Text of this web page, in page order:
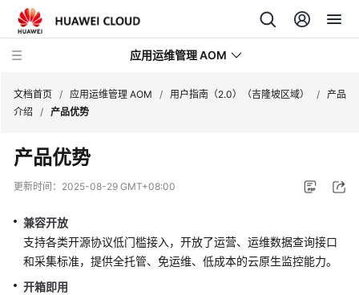
应用运维管理 AOM
最
新
动
产
品
介
绍
文档首页 / 应用运维管理 AOM / 用户指南（2.0）（吉隆坡区域） / 产品
介绍
/ 产品优势
产品优势
更新时间： 2025-08-29 GMT+08:00
兼容开放
支持各类开源协议低门槛接入，开放了运营、运维数据查询接口
和采集标准，提供全托管、免运维、低成本的云原生监控能力。
开箱即用